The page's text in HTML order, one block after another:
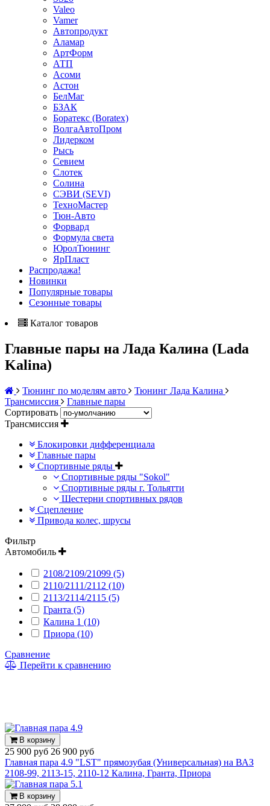
Valeo
Vamer
Автопродукт
Аламар
АртФорм
АТП
Асоми
Астон
БелМаг
БЗАК
Боратекс (Boratex)
ВолгаАвтоПром
Лидерком
Рысь
Севием
Слотек
Солина
СЭВИ (SEVI)
ТехноМастер
Тюн-Авто
Форвард
Формула света
ЮролТюнинг
ЯрПласт
Распродажа!
Новинки
Популярные товары
Сезонные товары
Каталог товаров
Главные пары на Лада Калина (Lada
Kalina)
Тюнинг по моделям авто
Тюнинг Лада Калина
Трансмиссия
Главные пары
Сортировать
Трансмиссия
Блокировки дифференциала
Главные пары
Спортивные ряды
Спортивные ряды "Sokol"
Спортивные ряды г. Тольятти
Шестерни спортивных рядов
Сцепление
Привода колес, шрусы
Фильтр
Автомобиль
2108/2109/21099 (5)
2110/2111/2112 (10)
2113/2114/2115 (5)
Гранта (5)
Калина 1 (10)
Приора (10)
Сравнение
Перейти к сравнению
В корзину
25 900 руб 26 900 руб
Главная пара 4.9 "LST" прямозубая (Универсальная) на ВАЗ
2108-99, 2113-15, 2110-12 Калина, Гранта, Приора
В корзину